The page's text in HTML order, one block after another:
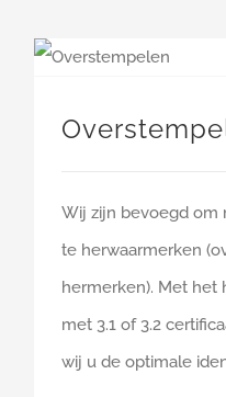
Wij zijn bevoegd om
te herwaarmerken
hermerken). Met het
met 3.1 of 3.2
wij u de optimale